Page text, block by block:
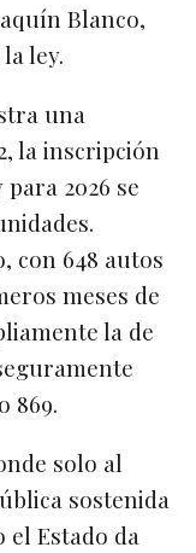
Blanco,
ley.
una
la inscripción
2026 se
con 648 autos
meses de
la de
869.
solo al
sostenida
el Estado da